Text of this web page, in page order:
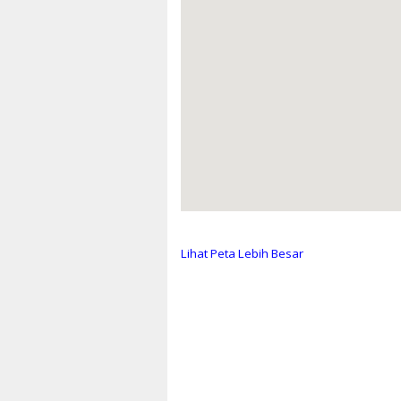
Lihat Peta Lebih Besar